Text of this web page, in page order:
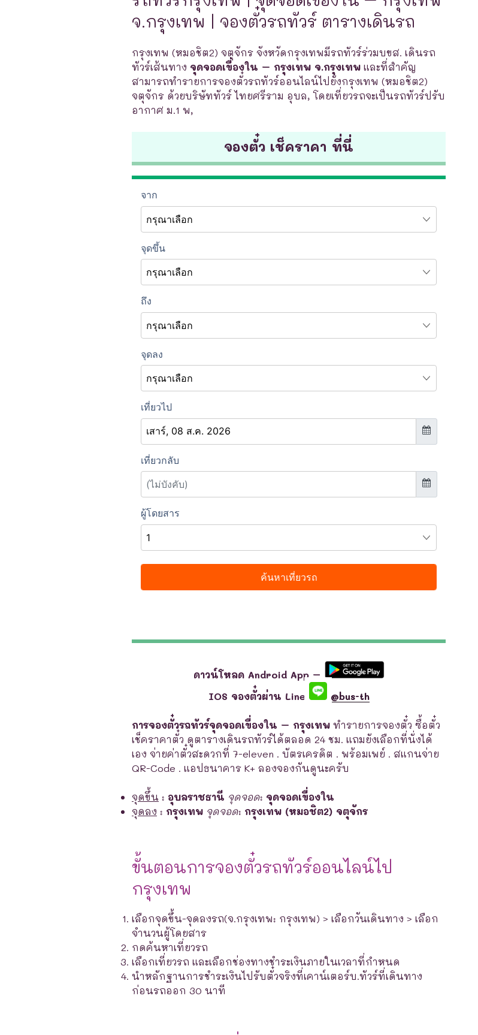
จ.กรุงเทพ | จองตั๋วรถทัวร์ ตารางเดินรถ
กรุงเทพ (หมอชิต2) จตุจักร จังหวัดกรุงเทพมีรถทัวร์ร่วมบขส. เดินรถ
ทัวร์เส้นทาง จุดจอดเขื่องใน – กรุงเทพ จ.กรุงเทพ และที่สำคัญ
สามารถทำรายการจองตั๋วรถทัวร์ออนไลน์ไปยังกรุงเทพ (หมอชิต2)
จตุจักร ด้วยบริษัททัวร์ ไทยศรีราม อุบล, โดยเที่ยวรถจะเป็นรถทัวร์ปรับ
อากาศ ม.1 พ,
จองตั๋ว เช็คราคา ที่นี่
ดาวน์โหลด Android App –
IOS จองตั๋วผ่าน Line
@bus-th
การจองตั๋วรถทัวร์จุดจอดเขื่องใน – กรุงเทพ ทำรายการจองตั๋ว ซื้อตั๋ว
เช็คราคาตั๋ว ดูตารางเดินรถทัวร์ได้ตลอด 24 ชม. แถมยังเลือกที่นั่งได้
เอง จ่ายค่าตั๋วสะดวกที่ 7-eleven . บัตรเครดิต . พร้อมเพย์ . สแกนจ่าย
QR-Code . แอปธนาคาร K+ ลองจองกันดูนะครับ
จุดขึ้น : อุบลราชธานี จุดจอด: จุดจอดเขื่องใน
จุดลง : กรุงเทพ จุดจอด: กรุงเทพ (หมอชิต2) จตุจักร
ขั้นตอนการจองตั๋วรถทัวร์ออนไลน์ไป
กรุงเทพ
เลือกจุดขึ้น-จุดลงรถ(จ.กรุงเทพ: กรุงเทพ) > เลือกวันเดินทาง > เลือก
จำนวนผู้โดยสาร
กดค้นหาเที่ยวรถ
เลือกเที่ยวรถ และเลือกช่องทางชำระเงินภายในเวลาที่กำหนด
นำหลักฐานการชำระเงินไปรับตั๋วจริงที่เคาน์เตอร์บ.ทัวร์ที่เดินทาง
ก่อนรถออก 30 นาที